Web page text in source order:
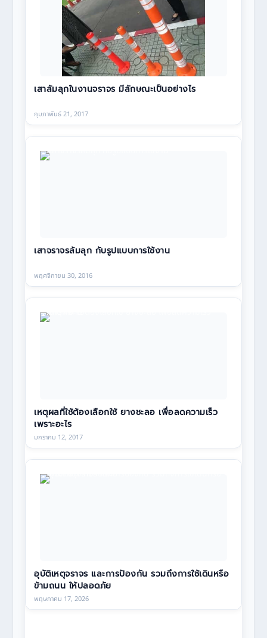
เสาล้มลุกในงานจราจร มีลักษณะเป็นอย่างไร
กุมภาพันธ์ 21, 2017
เสาจราจรล้มลุก กับรูปแบบการใช้งาน
พฤศจิกายน 30, 2016
เหตุผลที่ใช้ต้องเลือกใช้ ยางชะลอ เพื่อลดความเร็ว
เพราะอะไร
มกราคม 12, 2017
อุบัติเหตุจราจร และการป้องกัน รวมถึงการใช้เดินหรือ
ข้ามถนน ให้ปลอดภัย
พฤษภาคม 17, 2026